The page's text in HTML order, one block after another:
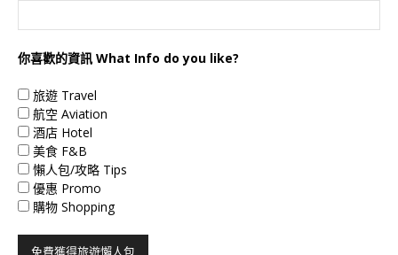
你喜歡的資訊 What Info do you like?
旅遊 Travel
航空 Aviation
酒店 Hotel
美食 F&B
懶人包/攻略 Tips
優惠 Promo
購物 Shopping